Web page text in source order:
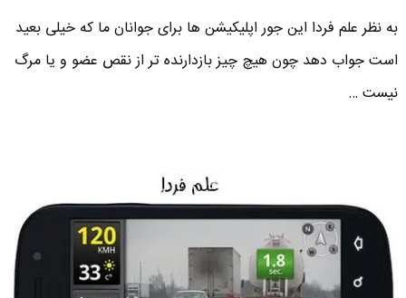
به نظر علم فردا این جور اپلیکیشن ها برای جوانان ما که خیلی بعید
است جواب دهد چون هیچ چیز بازدارنده تر از نقص عضو و یا مرگ
نیست …